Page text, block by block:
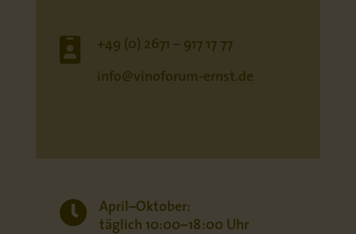
 +49 (0) 2671 – 917 17 77
info@vinoforum-ernst.de

April–Oktober:
täglich 10:00–18:00 Uhr